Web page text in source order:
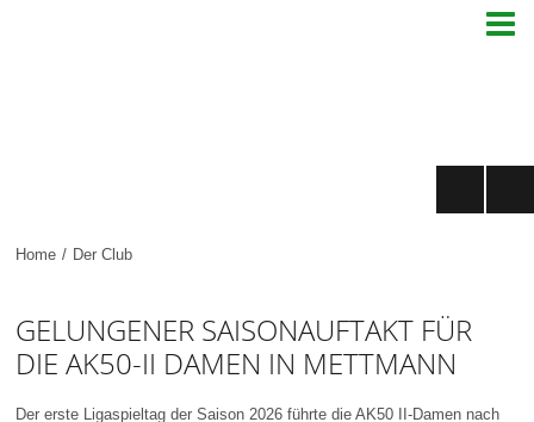

Home / Der Club
GELUNGENER SAISONAUFTAKT FÜR
DIE AK50-II DAMEN IN METTMANN
Der erste Ligaspieltag der Saison 2026 führte die AK50 II-Damen nach